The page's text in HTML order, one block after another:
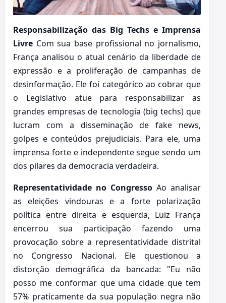
Responsabilização das Big Techs e Imprensa
Livre Com sua base profissional no jornalismo,
França analisou o atual cenário da liberdade de
expressão e a proliferação de campanhas de
desinformação. Ele foi categórico ao cobrar que
o Legislativo atue para responsabilizar as
grandes empresas de tecnologia (big techs) que
lucram com a disseminação de fake news,
golpes e conteúdos prejudiciais. Para ele, uma
imprensa forte e independente segue sendo um
dos pilares da democracia verdadeira.
Representatividade no Congresso Ao analisar
as eleições vindouras e a forte polarização
política entre direita e esquerda, Luiz França
encerrou sua participação fazendo uma
provocação sobre a representatividade distrital
no Congresso Nacional. Ele questionou a
distorção demográfica da bancada: "Eu não
posso me conformar que uma cidade que tem
57% praticamente da sua população negra não